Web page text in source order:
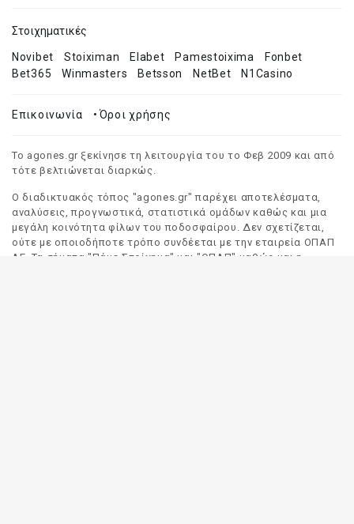
Στοιχηματικές
Novibet Stoiximan Elabet Pamestoixima
Fonbet
Bet365
Winmasters Betsson NetBet N1Casino
Επικοινωνία •Όροι χρήσης
Το agones.gr ξεκίνησε τη λειτουργία του το Φεβ 2009 και από
τότε βελτιώνεται διαρκώς.
Ο διαδικτυακός τόπος "agones.gr" παρέχει αποτελέσματα,
αναλύσεις, προγνωστικά, στατιστικά ομάδων καθώς και μια
μεγάλη κοινότητα φίλων του ποδοσφαίρου. Δεν σχετίζεται,
ούτε με οποιοδήποτε τρόπο συνδέεται με την εταιρεία ΟΠΑΠ
ΑΕ. Τα σήματα "Πάμε Στοίχημα" και "ΟΠΑΠ" καθώς και η